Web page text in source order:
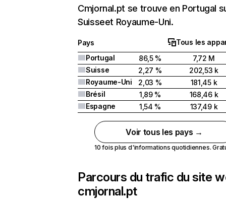
Cmjornal.pt se trouve en Portugal
Suisseet Royaume-Uni.
Pays
Tous les
Portugal
86,5 %
7,72 M
Suisse
2,27 %
202,53 k
Royaume-Uni
2,03 %
181,45 k
Brésil
1,89 %
168,46 k
Espagne
1,54 % 137,49 k
Voir tous les pays →
10 fois plus d'informations quotidiennes.
Parcours du trafic du site
cmjornal.pt